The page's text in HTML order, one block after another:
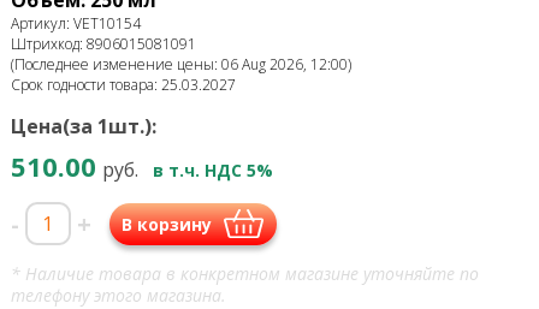
Артикул: VET10154
Штрихкод: 8906015081091
(Последнее изменение цены: 06 Aug 2026, 12:00)
Срок годности товара: 25.03.2027
Цена(за 1шт.):
510.00 руб. в т.ч. НДС 5%
- + В корзину
* Наличие товара в конкретном магазине уточняйте по
телефону этого магазина.